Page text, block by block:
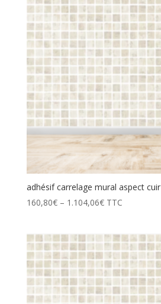
adhésif carrelage mural aspect cuir
160,80€– 1.104,06€ TTC